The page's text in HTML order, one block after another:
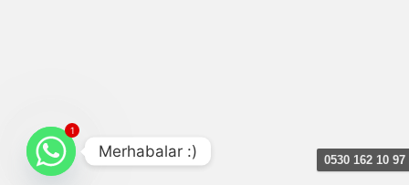
0530 162 10 97
1
Merhabalar :)